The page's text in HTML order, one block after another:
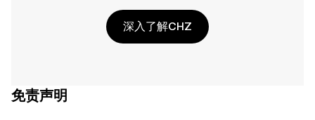
深入了解CHZ
免责声明